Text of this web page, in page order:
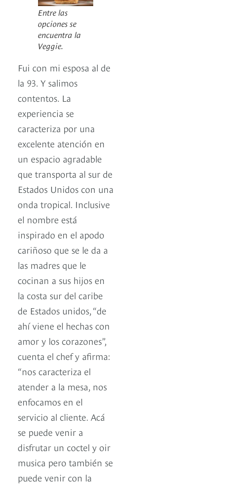
Entre las
opciones se
encuentra la
Veggie.
Fui con mi esposa al de
la 93. Y salimos
contentos. La
experiencia se
caracteriza por una
excelente atención en
un espacio agradable
que transporta al sur de
Estados Unidos con una
onda tropical. Inclusive
el nombre está
inspirado en el apodo
cariñoso que se le da a
las madres que le
cocinan a sus hijos en
la costa sur del caribe
de Estados unidos, “de
ahí viene el hechas con
amor y los corazones”,
cuenta el chef y afirma:
“nos caracteriza el
atender a la mesa, nos
enfocamos en el
servicio al cliente. Acá
se puede venir a
disfrutar un coctel y oir
musica pero también se
puede venir con la